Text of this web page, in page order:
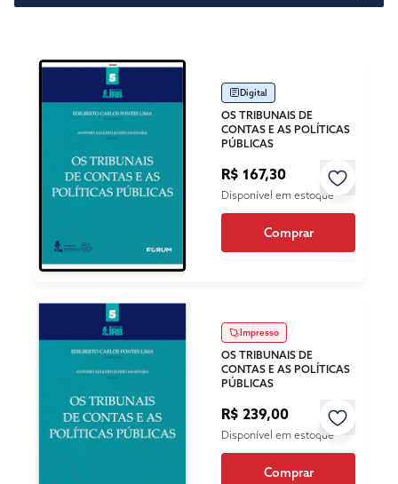
Digital
OS TRIBUNAIS DE
CONTAS E AS POLÍTICAS
PÚBLICAS
R$ 167,30
Disponível em estoque
Comprar
Impresso
OS TRIBUNAIS DE
CONTAS E AS POLÍTICAS
PÚBLICAS
R$ 239,00
Disponível em estoque
Comprar